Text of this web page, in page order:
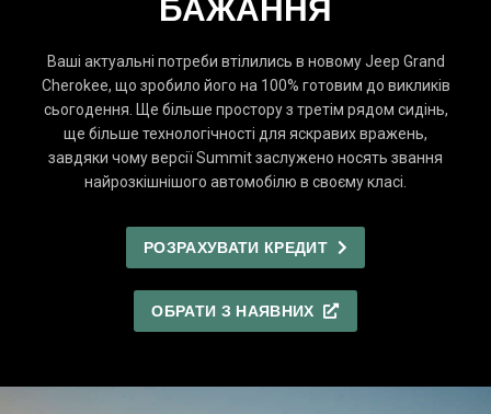
БАЖАННЯ
Ваші актуальні потреби втілились в новому Jeep Grand
Cherokee, що зробило його на 100% готовим до викликів
сьогодення. Ще більше простору з третім рядом сидінь,
ще більше технологічності для яскравих вражень,
завдяки чому версії Summit заслужено носять звання
найрозкішнішого автомобілю в своєму класі.
РОЗРАХУВАТИ КРЕДИТ
ОБРАТИ З НАЯВНИХ